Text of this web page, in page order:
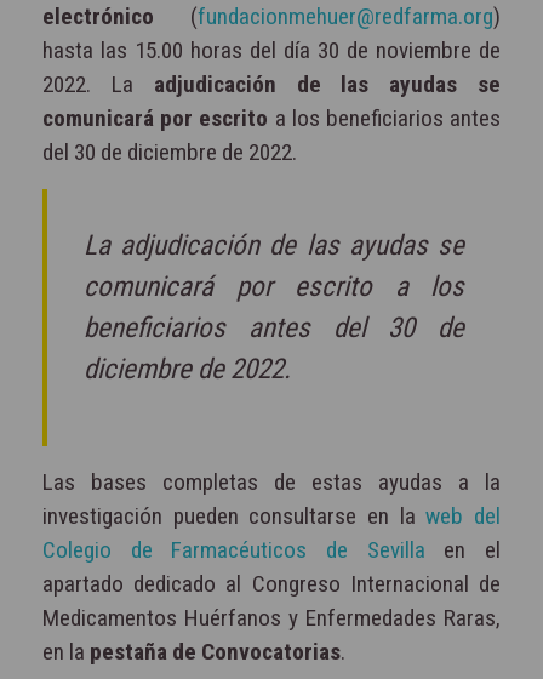
electrónico (fundacionmehuer@redfarma.org)
hasta las 15.00 horas del día 30 de noviembre de
2022. La adjudicación de las ayudas se
comunicará por escrito a los beneficiarios antes
del 30 de diciembre de 2022.
La adjudicación de las ayudas se
comunicará por escrito a los
beneficiarios antes del 30 de
diciembre de 2022.
Las bases completas de estas ayudas a la
investigación pueden consultarse en laweb del
Colegio de Farmacéuticos de Sevilla en el
apartado dedicado al Congreso Internacional de
Medicamentos Huérfanos y Enfermedades Raras,
en la pestaña de Convocatorias.